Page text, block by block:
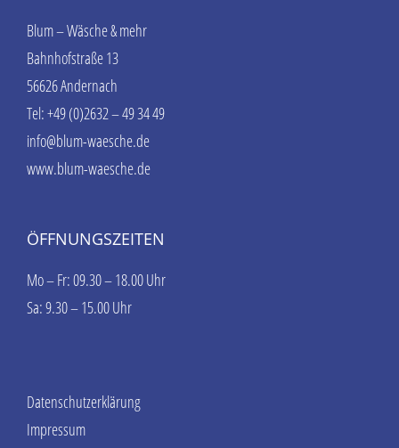
Blum – Wäsche & mehr
Bahnhofstraße 13
56626 Andernach
Tel: +49 (0)2632 – 49 34 49
info@blum-waesche.de
www.blum-waesche.de
ÖFFNUNGSZEITEN
Mo – Fr: 09.30 – 18.00 Uhr
Sa: 9.30 – 15.00 Uhr
Datenschutzerklärung
Impressum